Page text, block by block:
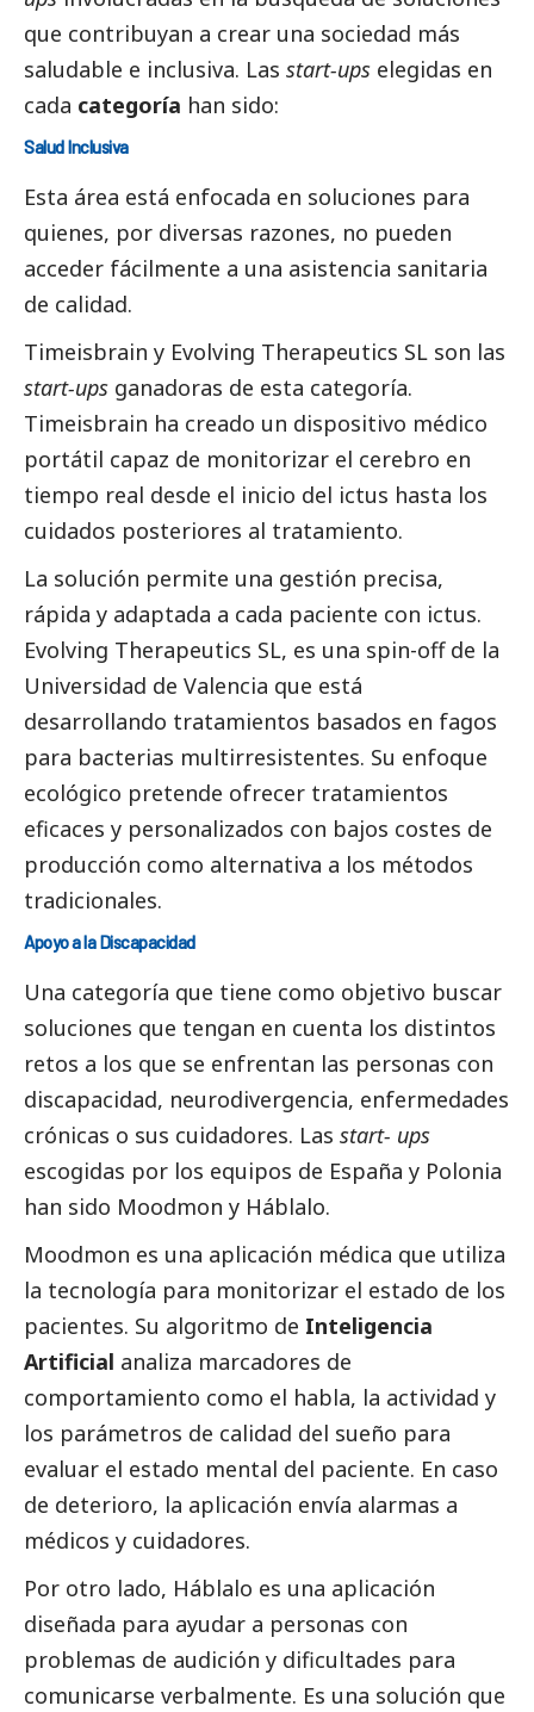
que contribuyan a crear una sociedad más
saludable e inclusiva. Las start-ups elegidas en
cada categoría han sido:
Salud Inclusiva
Esta área está enfocada en soluciones para
quienes, por diversas razones, no pueden
acceder fácilmente a una asistencia sanitaria
de calidad.
Timeisbrain y Evolving Therapeutics SL son las
start-ups ganadoras de esta categoría.
Timeisbrain ha creado un dispositivo médico
portátil capaz de monitorizar el cerebro en
tiempo real desde el inicio del ictus hasta los
cuidados posteriores al tratamiento.
La solución permite una gestión precisa,
rápida y adaptada a cada paciente con ictus.
Evolving Therapeutics SL, es una spin-off de la
Universidad de Valencia que está
desarrollando tratamientos basados en fagos
para bacterias multirresistentes. Su enfoque
ecológico pretende ofrecer tratamientos
eficaces y personalizados con bajos costes de
producción como alternativa a los métodos
tradicionales.
Apoyo a la Discapacidad
Una categoría que tiene como objetivo buscar
soluciones que tengan en cuenta los distintos
retos a los que se enfrentan las personas con
discapacidad, neurodivergencia, enfermedades
crónicas o sus cuidadores. Las start- ups
escogidas por los equipos de España y Polonia
han sido Moodmon y Háblalo.
Moodmon es una aplicación médica que utiliza
la tecnología para monitorizar el estado de los
pacientes. Su algoritmo de Inteligencia
Artificial analiza marcadores de
comportamiento como el habla, la actividad y
los parámetros de calidad del sueño para
evaluar el estado mental del paciente. En caso
de deterioro, la aplicación envía alarmas a
médicos y cuidadores.
Por otro lado, Háblalo es una aplicación
diseñada para ayudar a personas con
problemas de audición y dificultades para
comunicarse verbalmente. Es una solución que